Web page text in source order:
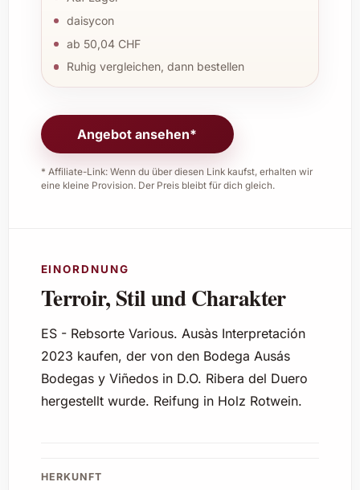
daisycon
ab 50,04 CHF
Ruhig vergleichen, dann bestellen
Angebot ansehen*
* Affiliate-Link: Wenn du über diesen Link kaufst, erhalten wir
eine kleine Provision. Der Preis bleibt für dich gleich.
EINORDNUNG
Terroir, Stil und Charakter
ES - Rebsorte Various. Ausàs Interpretación
2023 kaufen, der von den Bodega Ausás
Bodegas y Viñedos in D.O. Ribera del Duero
hergestellt wurde. Reifung in Holz Rotwein.
HERKUNFT